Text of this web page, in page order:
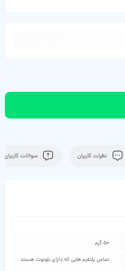
نظرات کاربران سوالات کاربران
50 گرم
تمامی پلتفرم هایی که دارای بلوتوث هستند